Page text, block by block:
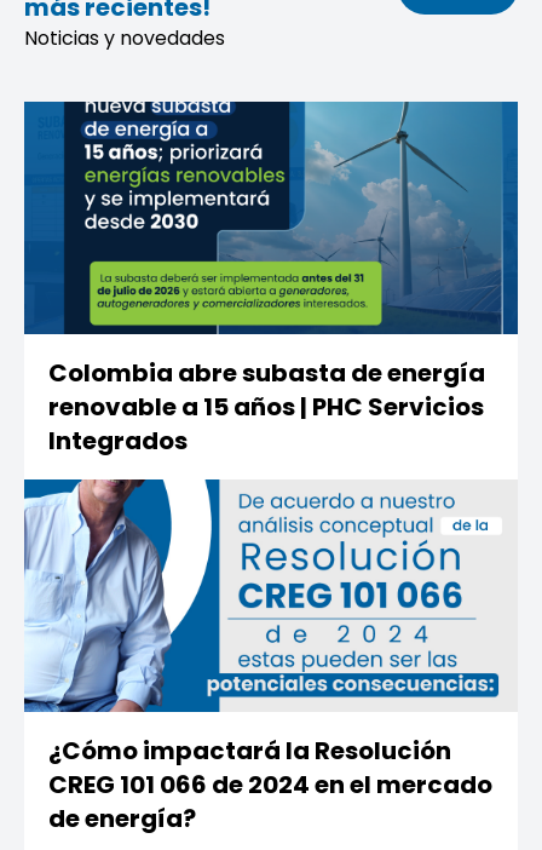
más recientes!
Noticias y novedades
Colombia abre subasta de energía
renovable a 15 años | PHC Servicios
Integrados
¿Cómo impactará la Resolución
CREG 101 066 de 2024 en el mercado
de energía?